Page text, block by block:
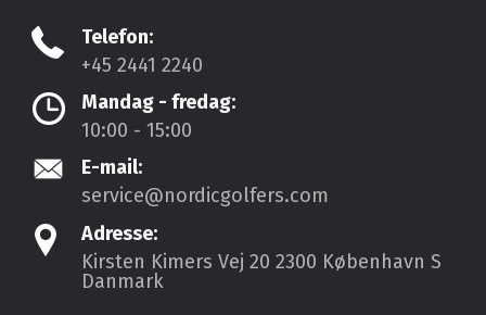
Telefon:
+45 2441 2240
Mandag - fredag:
10:00 - 15:00
E-mail:
service@nordicgolfers.com
Adresse:
Kirsten Kimers Vej 20 2300 København S
Danmark